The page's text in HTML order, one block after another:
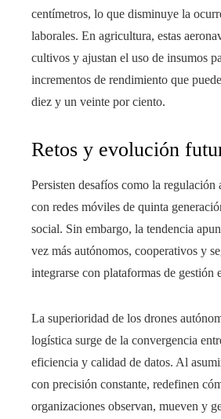
centímetros, lo que disminuye la
laborales. En agricultura, estas
cultivos y ajustan el uso de insumos
incrementos de rendimiento que
diez y un veinte por ciento.
Retos y evolución
Persisten desafíos como la regulación
con redes móviles de quinta
social. Sin embargo, la tendencia
vez más autónomos, cooperativos y
integrarse con plataformas de gestión
La superioridad de los drones
logística surge de la convergencia
eficiencia y calidad de datos. Al
con precisión constante, redefinen
organizaciones observan, mueven y